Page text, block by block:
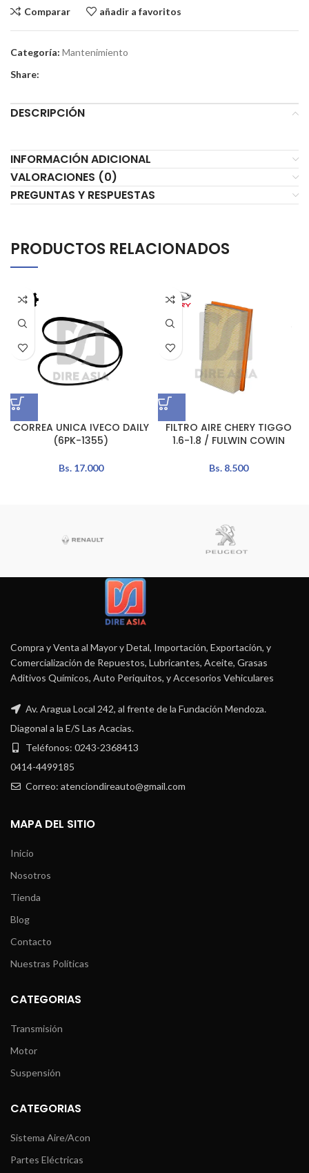
Comparar añadir a favoritos
Categoría: Mantenimiento
Share:
DESCRIPCIÓN
INFORMACIÓN ADICIONAL
VALORACIONES (0)
PREGUNTAS Y RESPUESTAS
PRODUCTOS RELACIONADOS
CORREA UNICA IVECO DAILY
(6PK-1355)
Bs.17.000
FILTRO AIRE CHERY TIGGO
1.6-1.8 / FULWIN COWIN
Bs.8.500
Compra y Venta al Mayor y Detal, Importación, Exportación, y
Comercialización de Repuestos, Lubricantes, Aceite, Grasas
Aditivos Químicos, Auto Periquitos, y Accesorios Vehiculares
Av. Aragua Local 242, al frente de la Fundación Mendoza.
Diagonal a la E/S Las Acacias.
Teléfonos: 0243-2368413
0414-4499185
Correo: atenciondireauto@gmail.com
MAPA DEL SITIO
Inicio
Nosotros
Tienda
Blog
Contacto
Nuestras Políticas
CATEGORIAS
Transmisión
Motor
Suspensión
CATEGORIAS
Sistema Aire/Acon
Partes Eléctricas